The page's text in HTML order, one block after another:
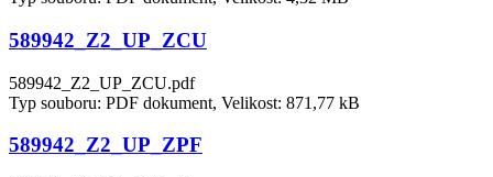
589942_Z2_UP_ZCU
589942_Z2_UP_ZCU.pdf
Typ souboru: PDF dokument, Velikost: 871,77 kB
589942_Z2_UP_ZPF